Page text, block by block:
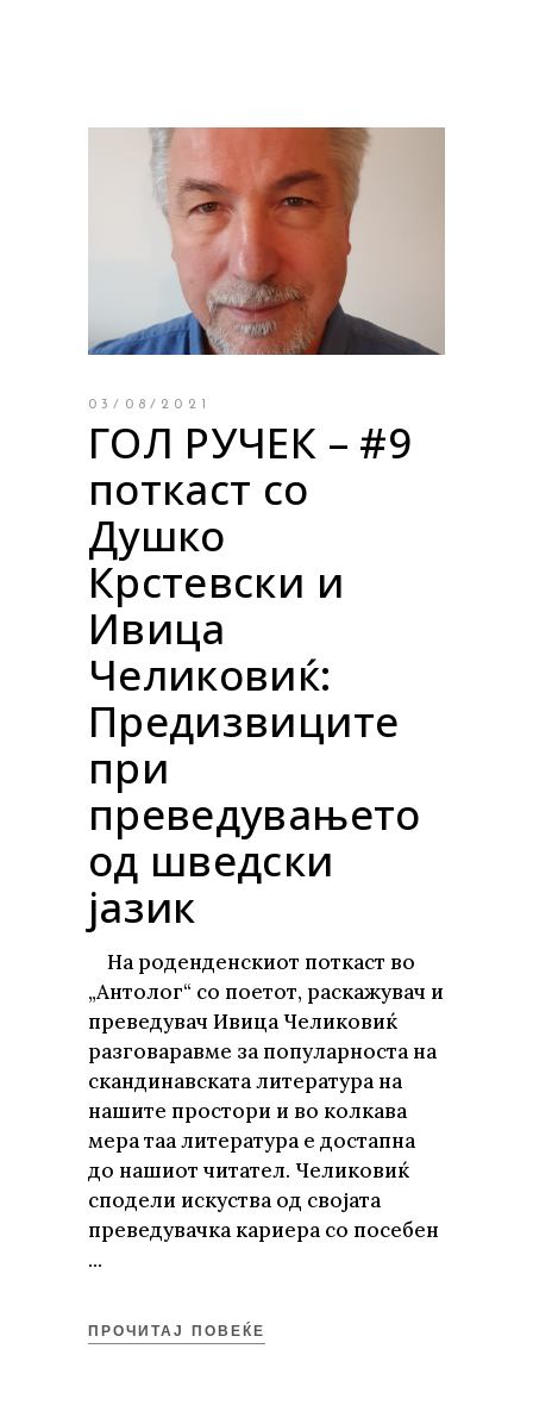
03/08/2021
ГОЛ РУЧЕК – #9
поткаст со
Душко
Крстевски и
Ивица
Челиковиќ:
Предизвиците
при
преведувањето
од шведски
јазик
На роденденскиот поткаст во
„Антолог“ со поетот, раскажувач и
преведувач Ивица Челиковиќ
разговаравме за популарноста на
скандинавската литература на
нашите простори и во колкава
мера таа литература е достапна
до нашиот читател. Челиковиќ
сподели искуства од својата
преведувачка кариера со посебен
ПРОЧИТАЈ ПОВЕЌЕ